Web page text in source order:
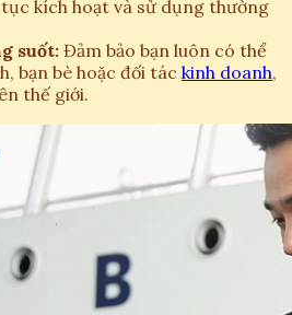
kích hoạt và sử dụng thường
suốt: Đảm bảo bạn luôn có thể
bạn bè hoặc đối tác kinh doanh,
thế giới.